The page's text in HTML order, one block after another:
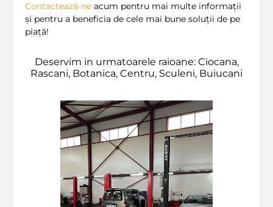
Contactează-ne acum pentru mai multe informații
și pentru a beneficia de cele mai bune soluții de pe
piață!
Deservim in urmatoarele raioane: Ciocana,
Rascani, Botanica, Centru, Sculeni, Buiucani